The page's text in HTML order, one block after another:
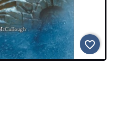
favorite_border